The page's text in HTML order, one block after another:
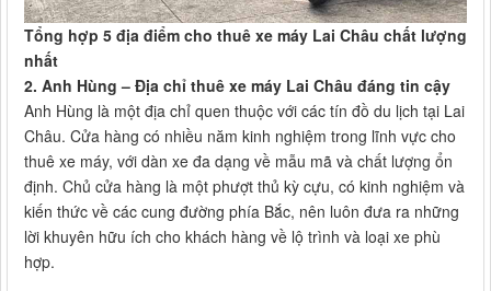
Tổng hợp 5 địa điểm cho thuê xe máy Lai Châu chất lượng
nhất
2. Anh Hùng – Địa chỉ thuê xe máy Lai Châu đáng tin cậy
Anh Hùng là một địa chỉ quen thuộc với các tín đồ du lịch tại Lai
Châu. Cửa hàng có nhiều năm kinh nghiệm trong lĩnh vực cho
thuê xe máy, với dàn xe đa dạng về mẫu mã và chất lượng ổn
định. Chủ cửa hàng là một phượt thủ kỳ cựu, có kinh nghiệm và
kiến thức về các cung đường phía Bắc, nên luôn đưa ra những
lời khuyên hữu ích cho khách hàng về lộ trình và loại xe phù
hợp.